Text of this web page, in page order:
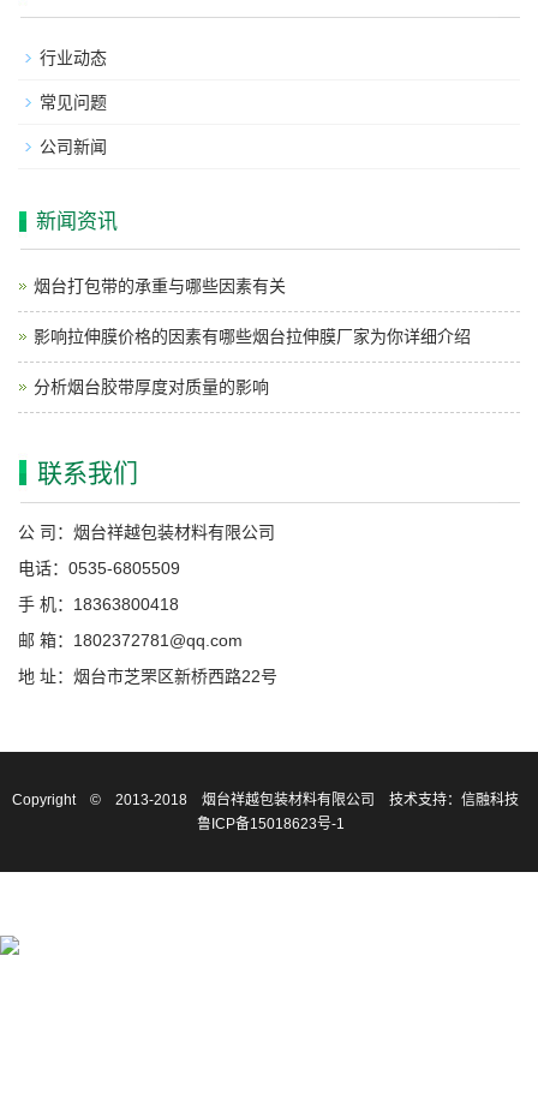
行业动态
常见问题
公司新闻
新闻资讯
烟台打包带的承重与哪些因素有关
影响拉伸膜价格的因素有哪些烟台拉伸膜厂家为你详细介绍
分析烟台胶带厚度对质量的影响
联系我们
公 司：烟台祥越包装材料有限公司
电话：0535-6805509
手 机：18363800418
邮 箱：1802372781@qq.com
地 址：烟台市芝罘区新桥西路22号
Copyright © 2013-2018 烟台祥越包装材料有限公司
技术支持：信融科技
鲁ICP备15018623号-1